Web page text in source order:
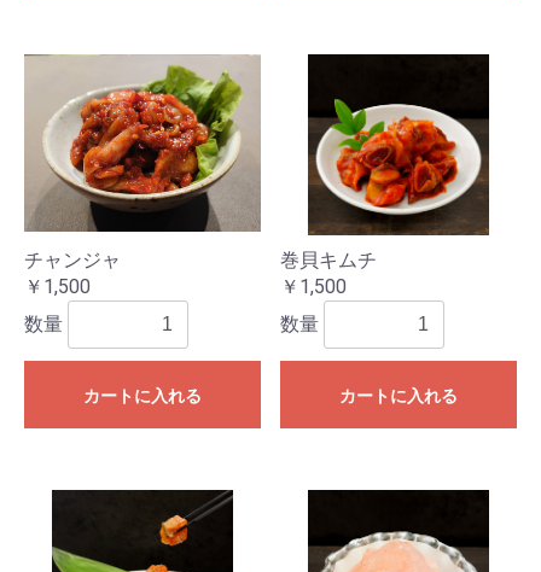
チャンジャ
￥1,500
数量
カートに入れる
巻貝キムチ
￥1,500
数量
カートに入れる